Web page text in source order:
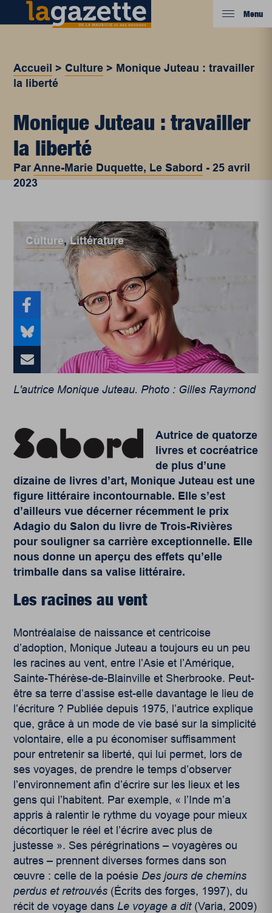
Menu
Accueil > Culture > Monique Juteau : travailler
la liberté
Monique Juteau : travailler
la liberté
ParAnne-Marie Duquette, Le Sabord -25 avril
2023
Culture,Littérature
L'autrice Monique Juteau. Photo : Gilles Raymond
Autrice de quatorze
livres et cocréatrice
de plus d’une
dizaine de livres d’art, Monique Juteau est une
figure littéraire incontournable. Elle s’est
d’ailleurs vue décerner récemment le prix
Adagio du Salon du livre de Trois-Rivières
pour souligner sa carrière exceptionnelle. Elle
nous donne un aperçu des effets qu’elle
trimballe dans sa valise littéraire.
Les racines au vent
Montréalaise de naissance et centricoise
d’adoption, Monique Juteau a toujours eu un peu
les racines au vent, entre l’Asie et l’Amérique,
Sainte-Thérèse-de-Blainville et Sherbrooke. Peut-
être sa terre d’assise est-elle davantage le lieu de
l’écriture ? Publiée depuis 1975, l’autrice explique
que, grâce à un mode de vie basé sur la simplicité
volontaire, elle a pu économiser suffisamment
pour entretenir sa liberté, qui lui permet, lors de
ses voyages, de prendre le temps d’observer
l’environnement afin d’écrire sur les lieux et les
gens qui l’habitent. Par exemple, « l’Inde m’a
appris à ralentir le rythme du voyage pour mieux
décortiquer le réel et l’écrire avec plus de
justesse ». Ses pérégrinations – voyagères ou
autres – prennent diverses formes dans son
œuvre : celle de la poésie Des jours de chemins
perdus et retrouvés (Écrits des forges, 1997), du
récit de voyage dans Le voyage a dit (Varia, 2009)